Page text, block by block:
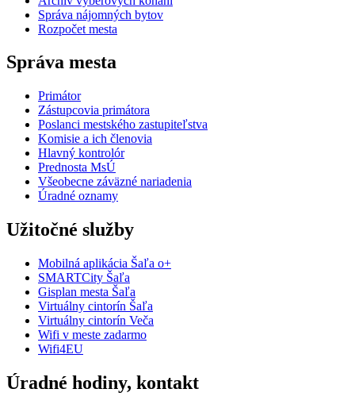
Správa nájomných bytov
Rozpočet mesta
Správa mesta
Primátor
Zástupcovia primátora
Poslanci mestského zastupiteľstva
Komisie a ich členovia
Hlavný kontrolór
Prednosta MsÚ
Všeobecne záväzné nariadenia
Úradné oznamy
Užitočné služby
Mobilná aplikácia Šaľa o+
SMARTCity Šaľa
Gisplan mesta Šaľa
Virtuálny cintorín Šaľa
Virtuálny cintorín Veča
Wifi v meste zadarmo
Wifi4EU
Úradné hodiny, kontakt